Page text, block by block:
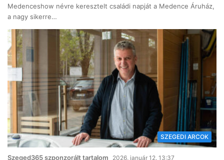
Medenceshow névre keresztelt családi napját a Medence Áruház,
a nagy sikerre…
SZEGEDI ARCOK
Szeged365 szponzorált tartalom 2026, január 12. 13:37